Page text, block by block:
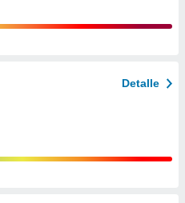
Detalle